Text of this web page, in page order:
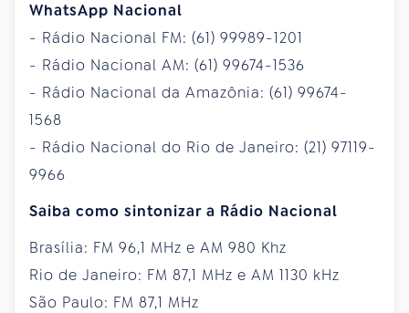
WhatsApp Nacional
- Rádio Nacional FM: (61) 99989-1201
- Rádio Nacional AM: (61) 99674-1536
- Rádio Nacional da Amazônia: (61) 99674-
1568
- Rádio Nacional do Rio de Janeiro: (21) 97119-
9966
Saiba como sintonizar a Rádio Nacional
Brasília: FM 96,1 MHz e AM 980 Khz
Rio de Janeiro: FM 87,1 MHz e AM 1130 kHz
São Paulo: FM 87,1 MHz